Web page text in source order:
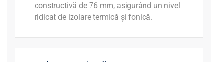
constructivă de 76 mm, asigurând un nivel
ridicat de izolare termică și fonică.